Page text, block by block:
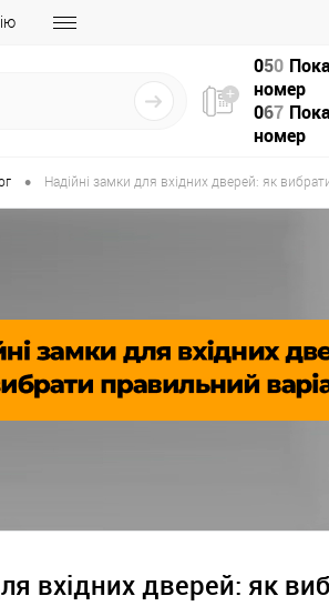
050
номер
067
номер
• Надійні замки для вхідних дверей: як
вхідних дверей: як